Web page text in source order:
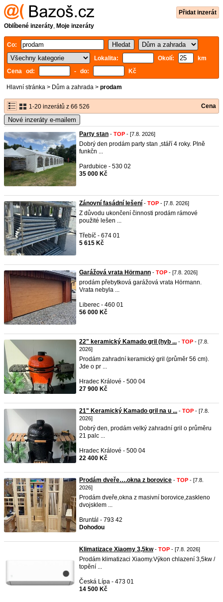
Přidat inzerát
Oblíbené inzeráty, Moje inzeráty
Co:
Lokalita:
Okolí:
km
Cena od:
- do: Kč
Hlavní stránka > Dům a zahrada > prodam
1-20 inzerátů z 66 526 Cena
Nové inzeráty e-mailem
Party stan - TOP - [7.8. 2026]
Dobrý den prodám party stan ,stáří 4 roky. Plně
funkčn ...
Pardubice - 530 02
35 000 Kč
Zánovní fasádní lešení - TOP - [7.8. 2026]
Z důvodu ukončení činnosti prodám rámové
použité lešen ...
Třebíč - 674 01
5 615 Kč
Garážová vrata Hörmann - TOP - [7.8. 2026]
prodám přebytková garážová vrata Hörmann.
Vrata nebyla ...
Liberec - 460 01
56 000 Kč
22" keramický Kamado gril (hyb ... - TOP - [7.8.
2026]
Prodám zahradní keramický gril (průměr 56 cm).
Jde o pr ...
Hradec Králové - 500 04
27 900 Kč
21" Keramický Kamado gril na u ... - TOP - [7.8.
2026]
Dobrý den, prodám velký zahradní gril o průměru
21 palc ...
Hradec Králové - 500 04
22 400 Kč
Prodám dveře….okna z borovice - TOP - [7.8.
2026]
Prodám dveře,okna z masivní borovice,zaskleno
dvojsklem ...
Bruntál - 793 42
Dohodou
Klimatizace Xiaomy 3,5kw- TOP - [7.8. 2026]
Prodám klimatizaci Xiaomy.Výkon chlazení 3,5kw /
topění ...
Česká Lípa - 473 01
14 500 Kč